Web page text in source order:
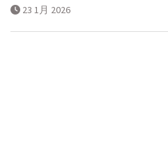
23 1月 2026